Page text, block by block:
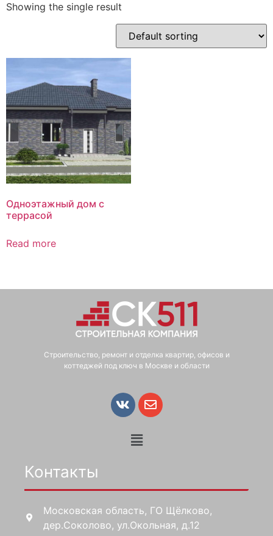
Showing the single result
Одноэтажный дом с
террасой
Read more
Строительство, ремонт и отделка квартир, офисов и
коттеджей под ключ в Москве и области
Контакты
Московская область, ГО Щёлково,
дер.Соколово, ул.Окольная, д.12